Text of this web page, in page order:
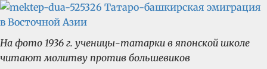
На фото 1936 г. ученицы-татарки в японской школе
читают молитву против большевиков